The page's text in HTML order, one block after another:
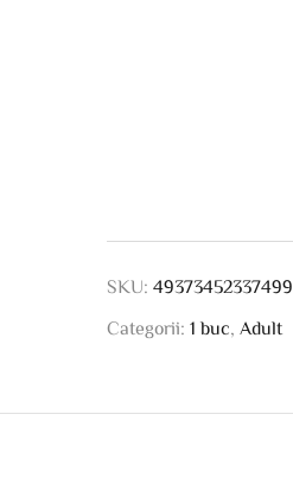
SKU:49373452337499
Categorii:1 buc Adult